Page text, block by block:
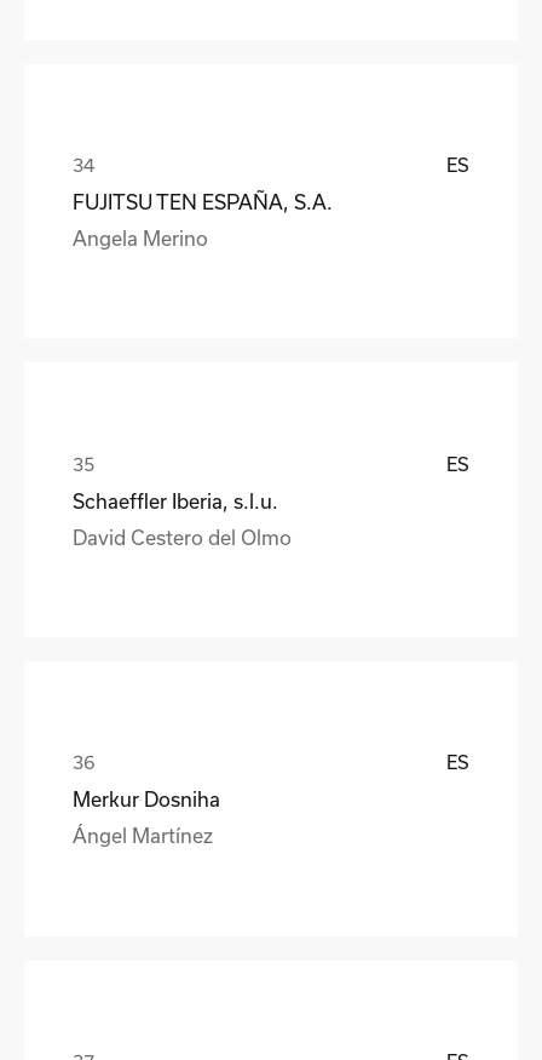
ES
FUJITSU TEN ESPAÑA, S.A.
Angela Merino
ES
Schaeffler Iberia, s.l.u.
David Cestero del Olmo
ES
Merkur Dosniha
Ángel Martínez